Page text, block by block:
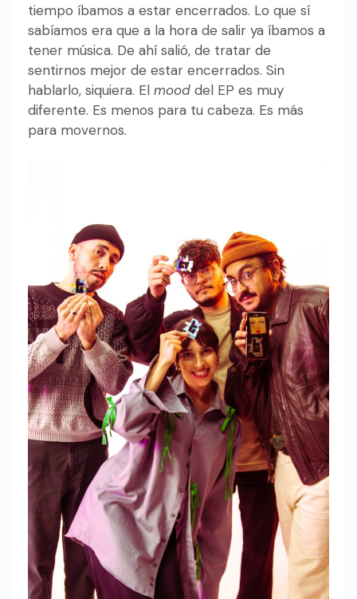
tiempo íbamos a estar encerrados. Lo que sí
sabíamos era que a la hora de salir ya íbamos a
tener música. De ahí salió, de tratar de
sentirnos mejor de estar encerrados. Sin
hablarlo, siquiera. El mood del EP es muy
diferente. Es menos para tu cabeza. Es más
para movernos.